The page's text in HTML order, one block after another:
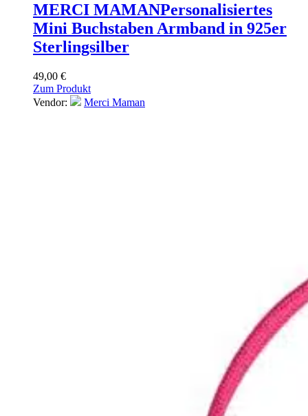
MERCI MAMANPersonalisiertes
Mini Buchstaben Armband in 925er
Sterlingsilber
49,00 €
Zum Produkt
Vendor:
Merci Maman